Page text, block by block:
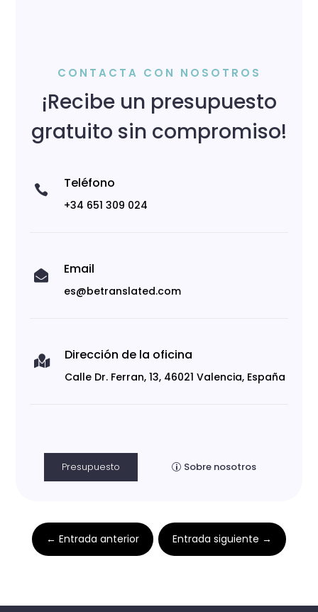
CONTACTA CON NOSOTROS
¡Recibe un presupuesto
gratuito sin compromiso!
 Teléfono
+34 651 309 024
 Email
es@betranslated.com
 Dirección de la oficina
Calle Dr. Ferran, 13, 46021 Valencia, España
Presupuesto Sobre nosotros
← Entrada anterior Entrada siguiente →